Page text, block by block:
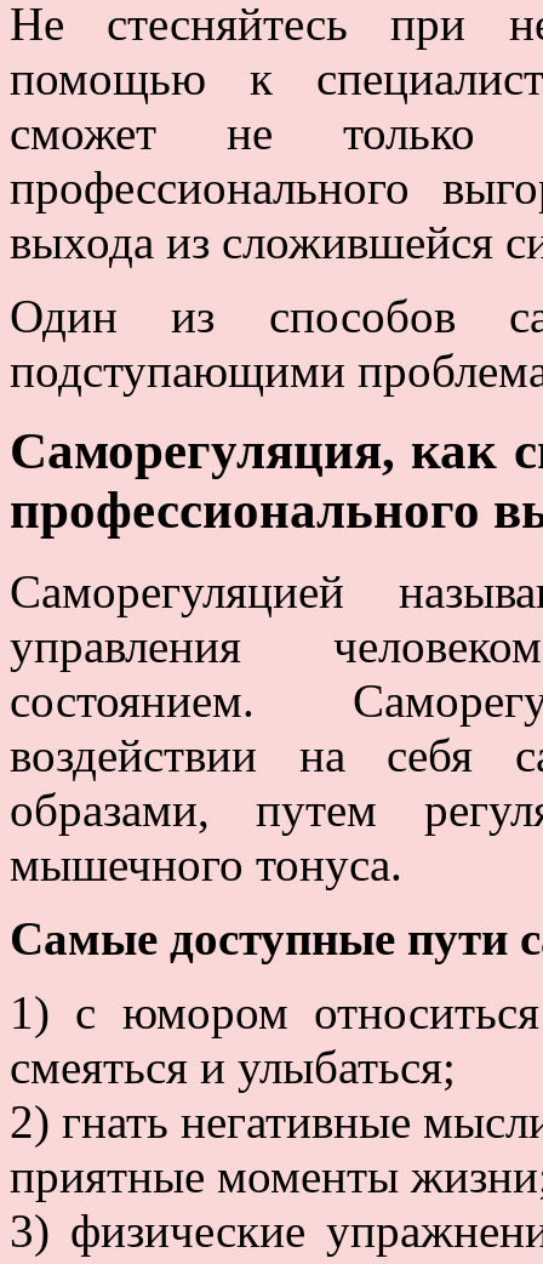
Не стесняйтесь при
помощью к
сможет не только
профессионального
выхода из сложившейся
Один из способов
подступающими
Саморегуляция, как
профессионального
Саморегуляцией
управления
состоянием.
воздействии на себя
образами, путем
мышечного тонуса.
Самые доступные пути
1) с юмором
смеяться и улыбаться;
2) гнать негативные
приятные моменты
3) физические